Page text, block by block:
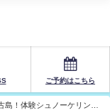
ご予約はこちら
！体験シュノーケリング